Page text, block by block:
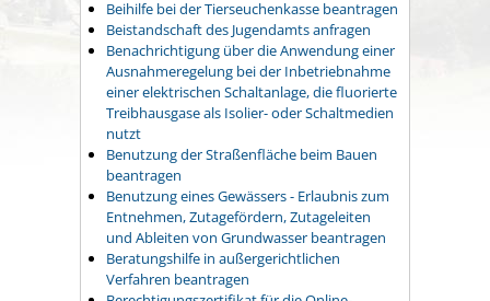
Beihilfe bei der Tierseuchenkasse beantragen
Beistandschaft des Jugendamts anfragen
Benachrichtigung über die Anwendung einer
Ausnahmeregelung bei der Inbetriebnahme
einer elektrischen Schaltanlage, die fluorierte
Treibhausgase als Isolier- oder Schaltmedien
nutzt
Benutzung der Straßenfläche beim Bauen
beantragen
Benutzung eines Gewässers - Erlaubnis zum
Entnehmen, Zutagefördern, Zutageleiten
und Ableiten von Grundwasser beantragen
Beratungshilfe in außergerichtlichen
Verfahren beantragen